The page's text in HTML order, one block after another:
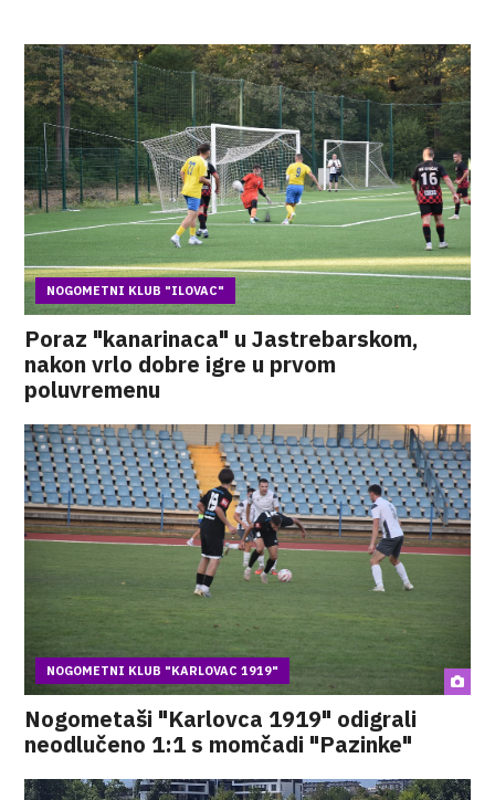
NOGOMETNI KLUB "ILOVAC"
Poraz "kanarinaca" u Jastrebarskom,
nakon vrlo dobre igre u prvom
poluvremenu
NOGOMETNI KLUB "KARLOVAC 1919"
Nogometaši "Karlovca 1919" odigrali
neodlučeno 1:1 s momčadi "Pazinke"